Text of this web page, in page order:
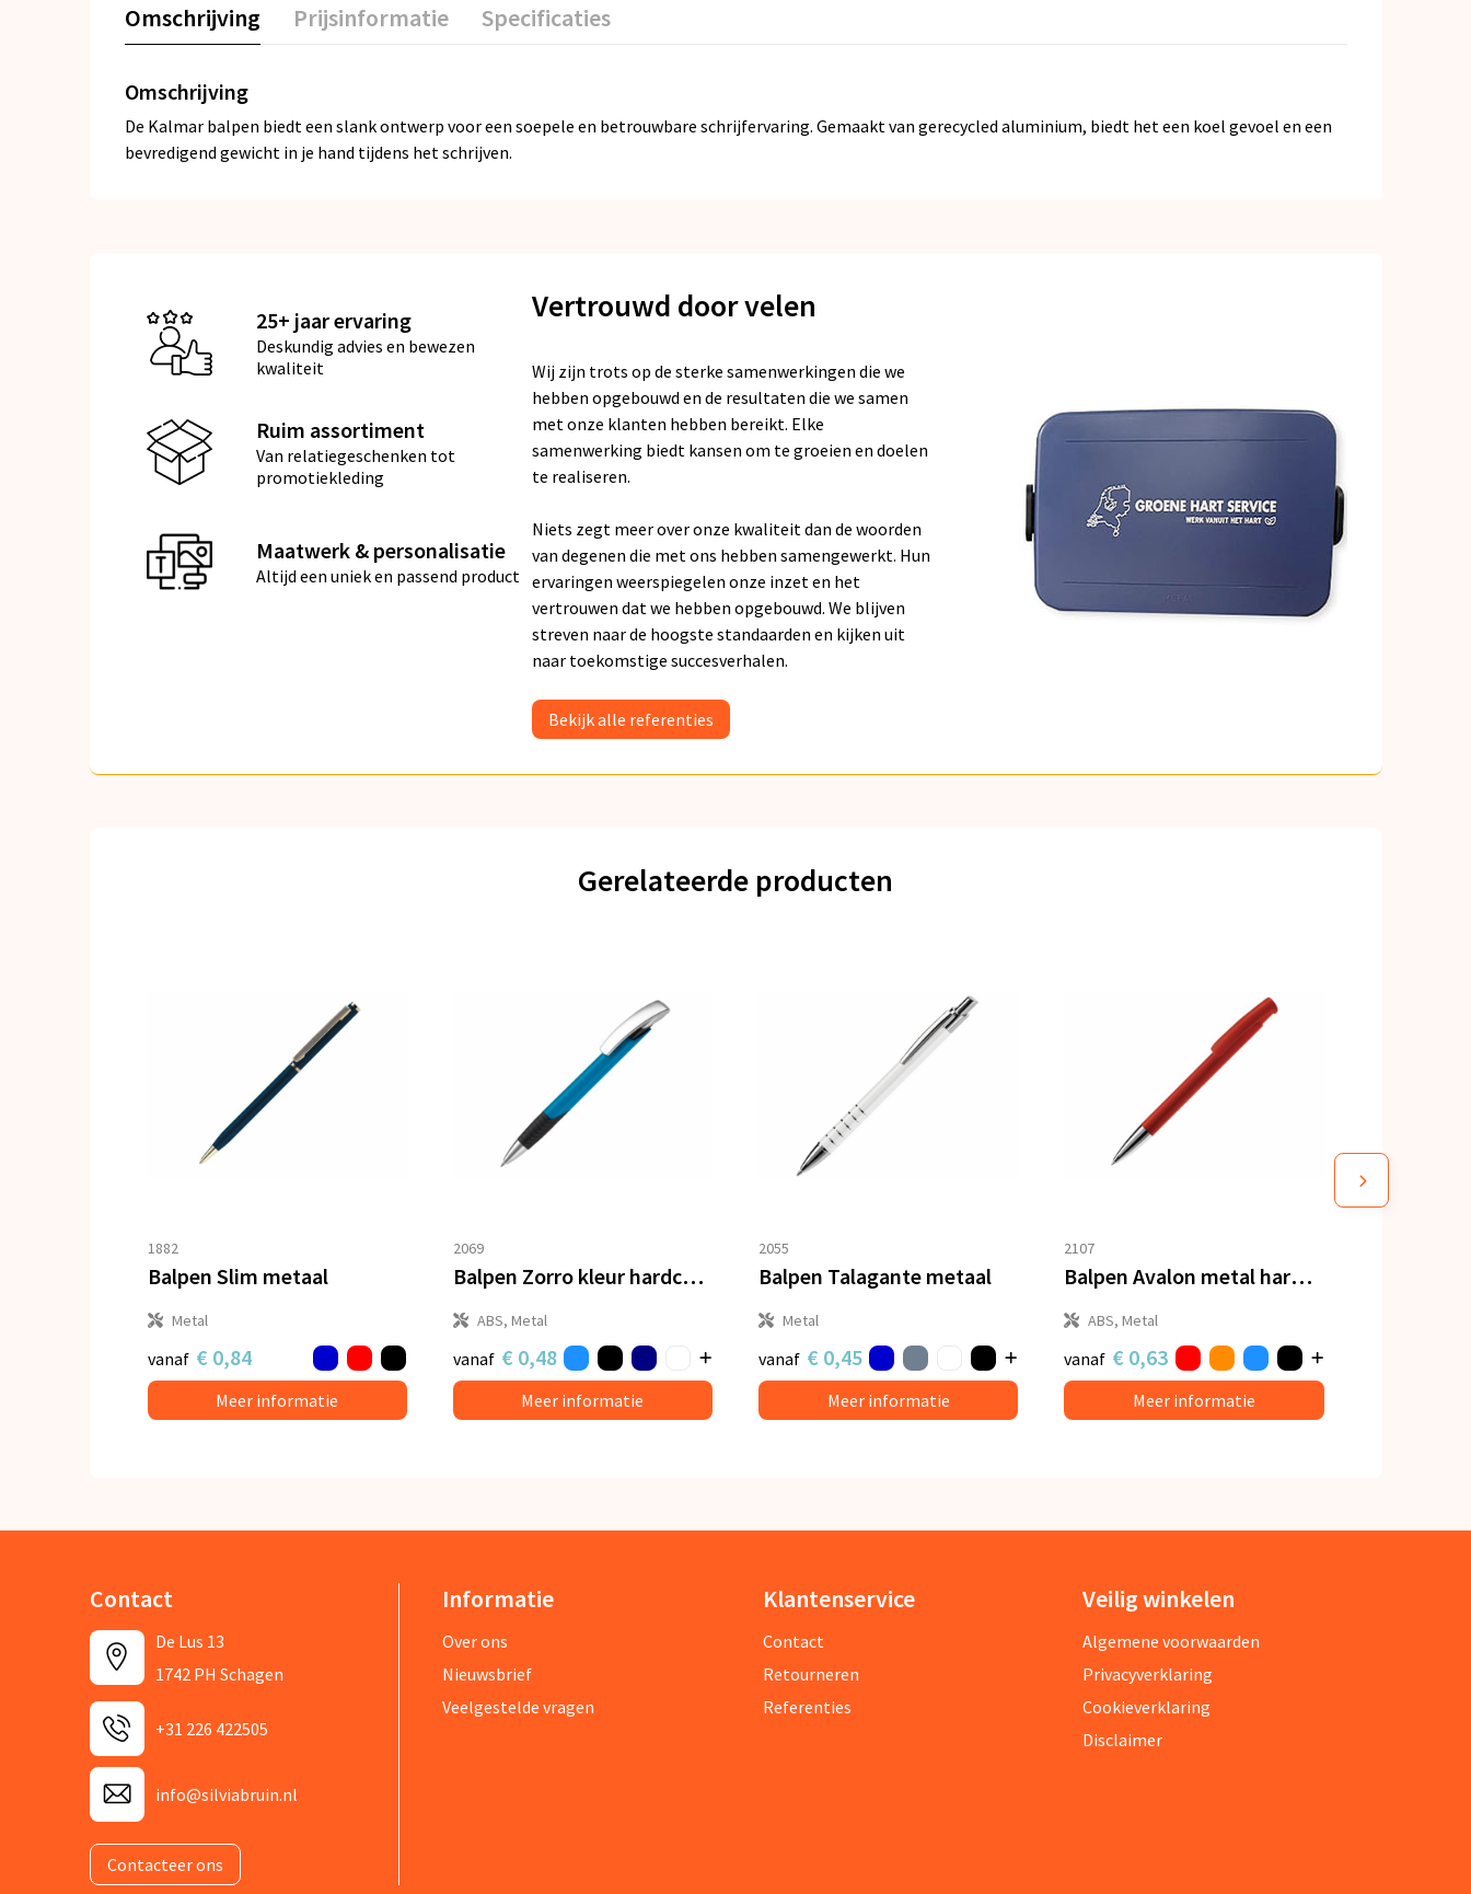
Omschrijving Prijsinformatie Specificaties
Omschrijving
De Kalmar balpen biedt een slank ontwerp voor een soepele en betrouwbare schrijfervaring. Gemaakt van gerecycled aluminium, biedt het een koel gevoel en een
bevredigend gewicht in je hand tijdens het schrijven.
25+ jaar ervaring
Deskundig advies en bewezen
kwaliteit
Ruim assortiment
Van relatiegeschenken tot
promotiekleding
Maatwerk & personalisatie
Altijd een uniek en passend product
Vertrouwd door velen
Wij zijn trots op de sterke samenwerkingen die we
hebben opgebouwd en de resultaten die we samen
met onze klanten hebben bereikt. Elke
samenwerking biedt kansen om te groeien en doelen
te realiseren.
Niets zegt meer over onze kwaliteit dan de woorden
van degenen die met ons hebben samengewerkt. Hun
ervaringen weerspiegelen onze inzet en het
vertrouwen dat we hebben opgebouwd. We blijven
streven naar de hoogste standaarden en kijken uit
naar toekomstige succesverhalen.
Bekijk alle referenties
Gerelateerde producten
1882
Balpen Slim metaal
Metal
vanaf € 0,84
Meer informatie
2069
Balpen Zorro kleur hardcolour
ABS, Metal
vanaf € 0,48
Meer informatie
2055
Balpen Talagante metaal
Metal
vanaf € 0,45
Meer informatie
2107
Balpen Avalon metal hardcolour
ABS, Metal
vanaf € 0,63
Meer informatie
Contact
De Lus 13
1742 PH Schagen
+31 226 422505
info@silviabruin.nl
Contacteer ons
Informatie
Over ons
Nieuwsbrief
Veelgestelde vragen
Klantenservice
Contact
Retourneren
Referenties
Veilig winkelen
Algemene voorwaarden
Privacyverklaring
Cookieverklaring
Disclaimer